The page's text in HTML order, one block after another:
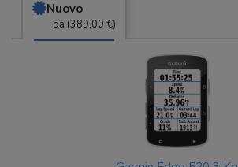
Nuovo
da (389,00 €)